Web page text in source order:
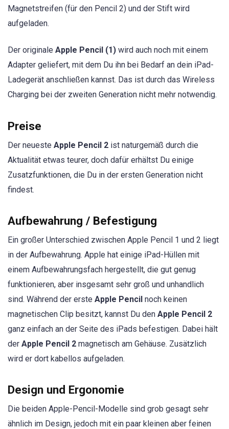
Magnetstreifen (für den Pencil 2) und der Stift wird
aufgeladen.
Der originale Apple Pencil (1) wird auch noch mit einem
Adapter geliefert, mit dem Du ihn bei Bedarf an dein iPad-
Ladegerät anschließen kannst. Das ist durch das Wireless
Charging bei der zweiten Generation nicht mehr notwendig.
Preise
Der neueste Apple Pencil 2 ist naturgemäß durch die
Aktualität etwas teurer, doch dafür erhältst Du einige
Zusatzfunktionen, die Du in der ersten Generation nicht
findest.
Aufbewahrung / Befestigung
Ein großer Unterschied zwischen Apple Pencil 1 und 2 liegt
in der Aufbewahrung. Apple hat einige iPad-Hüllen mit
einem Aufbewahrungsfach hergestellt, die gut genug
funktionieren, aber insgesamt sehr groß und unhandlich
sind. Während der erste Apple Pencil noch keinen
magnetischen Clip besitzt, kannst Du den Apple Pencil 2
ganz einfach an der Seite des iPads befestigen. Dabei hält
der Apple Pencil 2 magnetisch am Gehäuse. Zusätzlich
wird er dort kabellos aufgeladen.
Design und Ergonomie
Die beiden Apple-Pencil-Modelle sind grob gesagt sehr
ähnlich im Design, jedoch mit ein paar kleinen aber feinen